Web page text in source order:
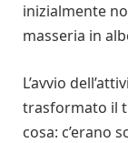
inizialmente
masseria in
L’avvio
trasformato il
cosa: c’erano